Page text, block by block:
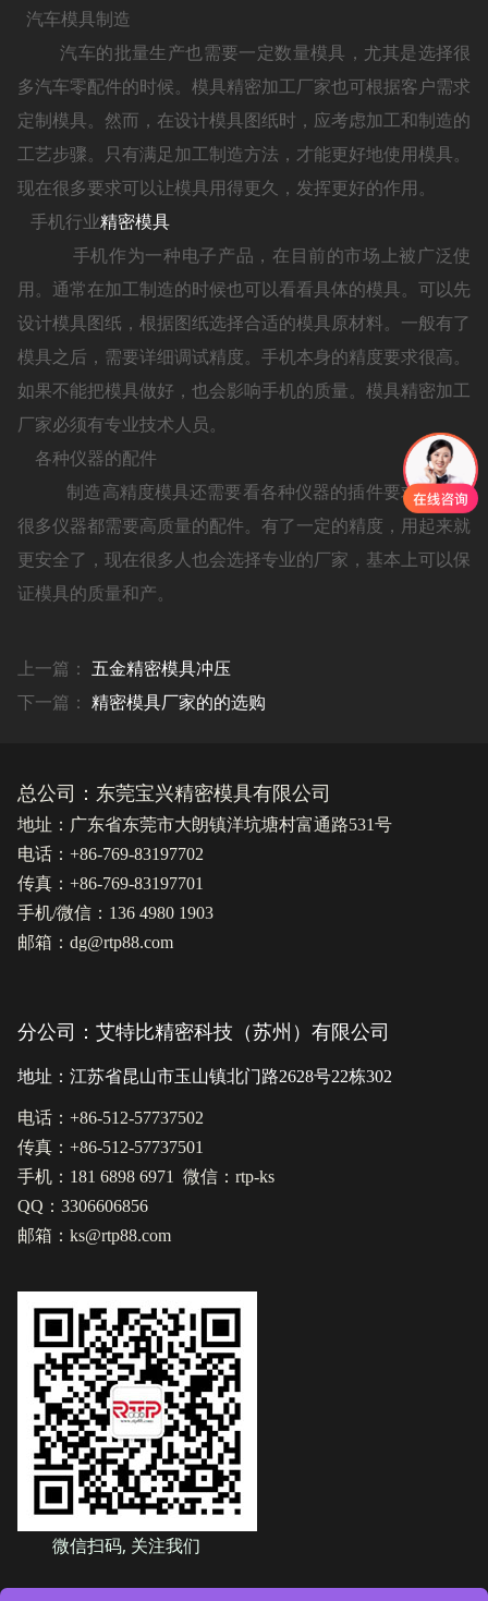
汽车模具制造
汽车的批量生产也需要一定数量模具，尤其是选择很
多汽车零配件的时候。模具精密加工厂家也可根据客户需求
定制模具。然而，在设计模具图纸时，应考虑加工和制造的
工艺步骤。只有满足加工制造方法，才能更好地使用模具。
现在很多要求可以让模具用得更久，发挥更好的作用。
手机行业精密模具
手机作为一种电子产品，在目前的市场上被广泛使
用。通常在加工制造的时候也可以看看具体的模具。可以先
设计模具图纸，根据图纸选择合适的模具原材料。一般有了
模具之后，需要详细调试精度。手机本身的精度要求很高。
如果不能把模具做好，也会影响手机的质量。模具精密加工
厂家必须有专业技术人员。
各种仪器的配件
制造高精度模具还需要看各种仪器的插件要求，就是
很多仪器都需要高质量的配件。有了一定的精度，用起来就
更安全了，现在很多人也会选择专业的厂家，基本上可以保
证模具的质量和产。
上一篇： 五金精密模具冲压
下一篇： 精密模具厂家的的选购
总公司：东莞宝兴精密模具有限公司
地址：广东省东莞市大朗镇洋坑塘村富通路531号
电话：+86-769-83197702
传真：+86-769-83197701
手机/微信：136 4980 1903
邮箱：dg@rtp88.com
分公司：艾特比精密科技（苏州）有限公司
地址：江苏省昆山市玉山镇北门路2628号22栋302
电话：+86-512-57737502
传真：+86-512-57737501
手机：181 6898 6971 微信：rtp-ks
QQ：3306606856
邮箱：ks@rtp88.com
微信扫码, 关注我们